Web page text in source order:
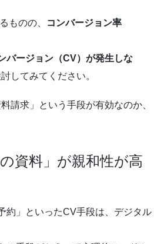
ものの、
コンバージョン率
バージョン（CV）が発生しな
してみてください。
請求」という手段が有効なのか、
資料」が親和性が高
約」といったCV手段は、デジタル